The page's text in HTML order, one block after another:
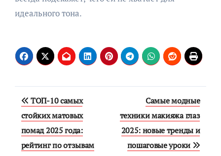
идеального тона.
Навигация
по
записям
ТОП-10 самых
стойких матовых
помад 2025 года:
рейтинг по отзывам
Самые модные
техники макияжа глаз
2025: новые тренды и
пошаговые уроки